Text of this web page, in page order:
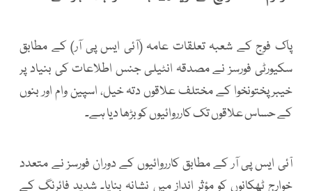
پاک فوج کے شعبہ تعلقات عامہ (آئی ایس پی آر) کے مطابق
سکیورٹی فورسز نے مصدقہ انٹیلی جنس اطلاعات کی بنیاد پر
خیبرپختونخوا کے مختلف علاقوں دتہ خیل، اسپین وام اور بنوں
کے حساس علاقوں تک کارروائیوں کو بڑھا دیا ہے۔
آئی ایس پی آر کے مطابق کارروائیوں کے دوران فورسز نے متعدد
خوارج ٹھکانوں کو مؤثر انداز میں نشانہ بنایا۔ شدید فائرنگ کے